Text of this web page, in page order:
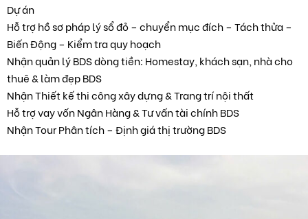
Dự án
Hỗ trợ hồ sơ pháp lý sổ đỏ – chuyển mục đích – Tách thửa –
Biến Động – Kiểm tra quy hoạch
Nhận quản lý BDS dòng tiền: Homestay, khách sạn, nhà cho
thuê & làm đẹp BDS
Nhận Thiết kế thi công xây dựng & Trang trí nội thất
Hỗ trợ vay vốn Ngân Hàng & Tư vấn tài chính BDS
Nhận Tour Phân tích – Định giá thị trường BDS